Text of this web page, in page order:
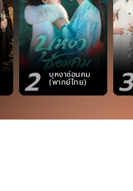
2 บุหงาซ่อนคม
(พากย์ไทย) 3